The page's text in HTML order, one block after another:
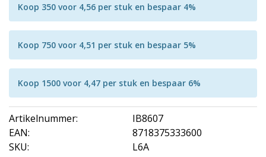
Koop 350 voor 4,56 per stuk en bespaar 4%
Koop 750 voor 4,51 per stuk en bespaar 5%
Koop 1500 voor 4,47 per stuk en bespaar 6%
Artikelnummer:
IB8607
EAN:
8718375333600
SKU:
L6A